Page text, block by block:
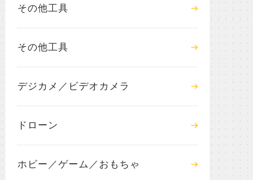
その他工具
その他工具
デジカメ／ビデオカメラ
ドローン
ホビー／ゲーム／おもちゃ